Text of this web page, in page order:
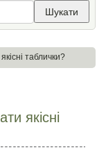
Шукати
таблички?
якісні